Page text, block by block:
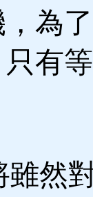
為
有
然